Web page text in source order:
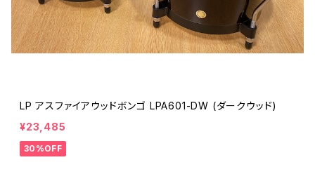
LP アスファイアウッドボンゴ LPA601-DW (ダークウッド)
¥23,485
30%OFF